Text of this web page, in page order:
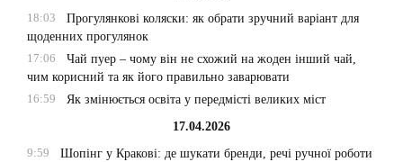
18:03
Прогулянкові коляски: як обрати зручний варіант для
щоденних прогулянок
17:06
Чай пуер – чому він не схожий на жоден інший чай,
чим корисний та як його правильно заварювати
16:59
Як змінюється освіта у передмісті великих міст
17.04.2026
9:59
Шопінг у Кракові: де шукати бренди, речі ручної роботи